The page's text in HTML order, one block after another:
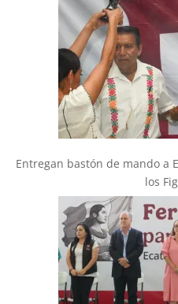
Entregan bastón de mando a
los